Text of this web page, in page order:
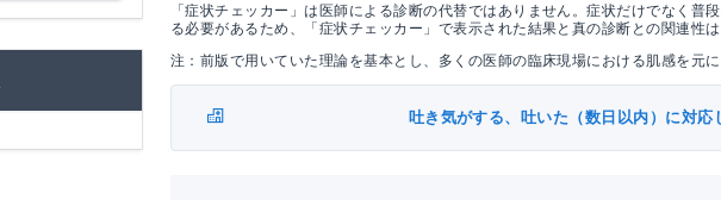
「症状チェッカー」は医師による診断の代替ではありません。症状だけでなく普
る必要があるため、「症状チェッカー」で表示された結果と真の診断との関連性
注：前版で用いていた理論を基本とし、多くの医師の臨床現場における肌感を元
吐き気がする、吐いた（数日以内）に対応